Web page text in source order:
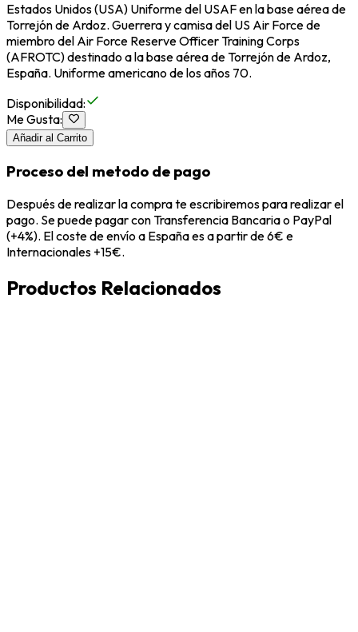
Estados Unidos (USA) Uniforme del USAF en la base aérea de
Torrejón de Ardoz. Guerrera y camisa del US Air Force de
miembro del Air Force Reserve Officer Training Corps
(AFROTC) destinado a la base aérea de Torrejón de Ardoz,
España. Uniforme americano de los años 70.
Disponibilidad:
Me Gusta:
Añadir al Carrito
Proceso del metodo de pago
Después de realizar la compra te escribiremos para realizar el
pago. Se puede pagar con Transferencia Bancaria o PayPal
(+4%). El coste de envío a España es a partir de 6€ e
Internacionales +15€.
Productos Relacionados